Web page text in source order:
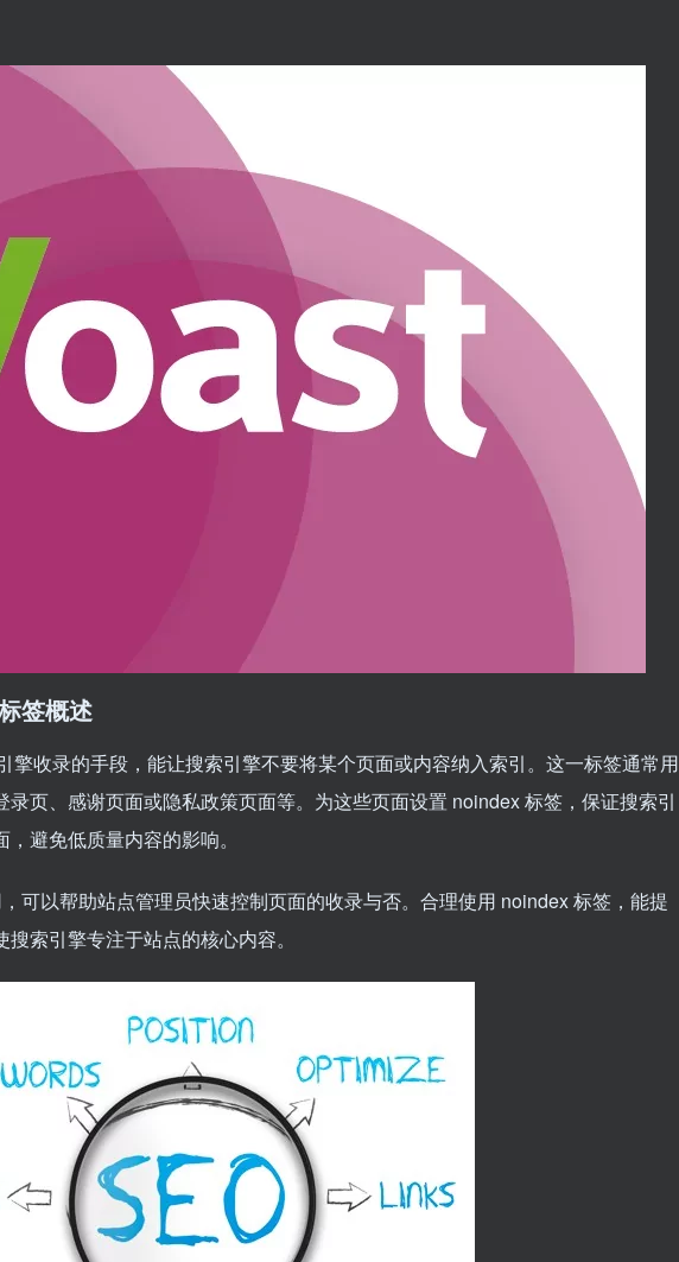
签概述
擎收录的手段，能让搜索引擎不要将某个页面或内容纳入索引。这一标签通常用
页、感谢页面或隐私政策页面等。为这些页面设置 noindex 标签，保证搜索引
避免低质量内容的影响。
可以帮助站点管理员快速控制页面的收录与否。合理使用 noindex 标签，能提
索引擎专注于站点的核心内容。